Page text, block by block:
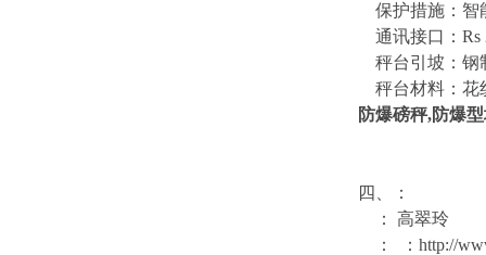
保护措施：智
通讯接口： Rs
秤台引坡：钢
秤台材料：花
防爆磅秤,防爆
四、：
：
高翠玲
：
： http://